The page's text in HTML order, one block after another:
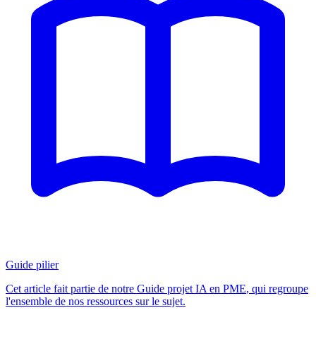
Guide pilier
Cet article fait partie de notre Guide projet IA en PME, qui regroupe
l'ensemble de nos ressources sur le sujet.